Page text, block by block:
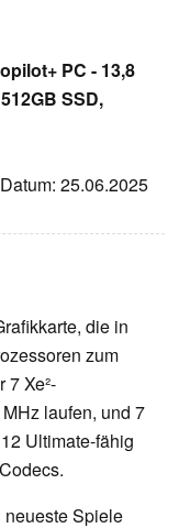
PC - 13,8
SSD,
25.06.2025
die in
zum
7 Xe²-
laufen, und 7
Ultimate-fähig
Spiele